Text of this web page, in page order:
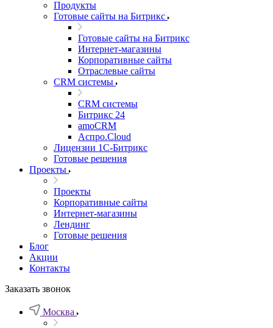
Продукты
Готовые сайты на Битрикс
Готовые сайты на Битрикс
Интернет-магазины
Корпоративные сайты
Отраслевые сайты
CRM системы
CRM системы
Битрикс 24
amoCRM
Аспро.Cloud
Лицензии 1С-Битрикс
Готовые решения
Проекты
Проекты
Корпоративные сайты
Интернет-магазины
Лендинг
Готовые решения
Блог
Акции
Контакты
Заказать звонок
Москва